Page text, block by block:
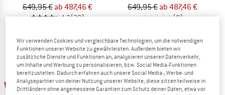
649,95 € ab 487,46 €
4,3(20)
649,95 € ab 487,46 €
(0)
bis 20% 43%
Wir verwenden Cookies und vergleichbare Technologien, um die notwendigen
Funktionen unserer Website zu gewährleisten. Außerdem bieten wir
zusätzliche Dienste und Funktionen an, analysieren unseren Datenverkehr,
um Inhalte und Werbung zu personalisieren, bzw. Social Media-Funktionen
bereitzustellen. Dadurch erfahren auch unsere Social Media-, Werbe- und
Analysepartner von deiner Nutzung unserer Website; diese sitzen teilweise in
Drittländern ohne angemessene Garantien zum Schutz deiner Daten, etwa vor